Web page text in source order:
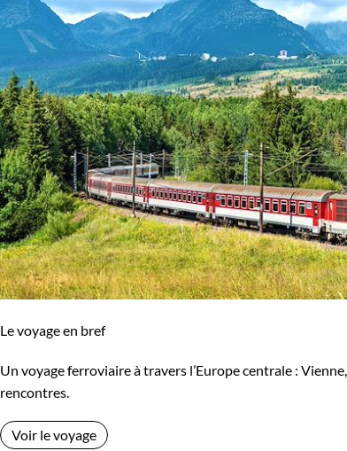
Le voyage en bref
Un voyage ferroviaire à travers l’Europe centrale :
rencontres.
Voir le voyage